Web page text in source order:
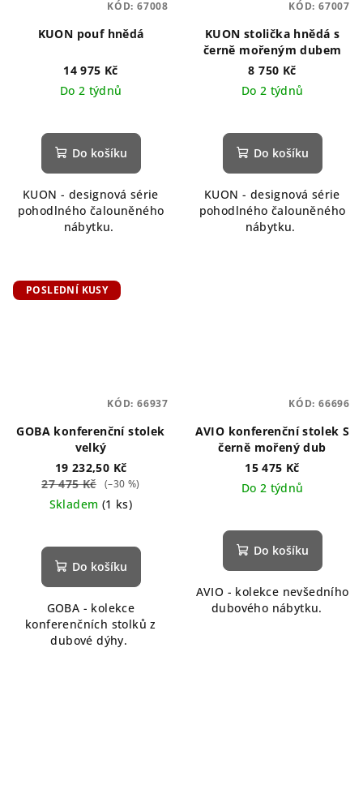
KUON pouf hnědá
14 975 Kč
Do 2 týdnů
Do košíku
KUON - designová série
pohodlného čalouněného
nábytku.
KÓD: 67008
KUON stolička hnědá s
černě mořeným dubem
8 750 Kč
Do 2 týdnů
Do košíku
KUON - designová série
pohodlného čalouněného
nábytku.
KÓD: 67007
POSLEDNÍ KUSY
GOBA konferenční stolek
velký
19 232,50 Kč
27 475 Kč (–30 %)
Skladem (1 ks)
Do košíku
GOBA - kolekce
konferenčních stolků z
dubové dýhy.
KÓD: 66937
AVIO konferenční stolek S
černě mořený dub
15 475 Kč
Do 2 týdnů
Do košíku
AVIO - kolekce nevšedního
dubového nábytku.
KÓD: 66696